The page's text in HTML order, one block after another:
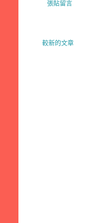
張貼留言
較新的文章